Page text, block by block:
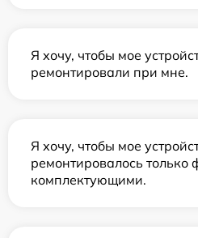
Я хочу, чтобы мое
ремонтировали при мне.
Я хочу, чтобы мое
ремонтировалось
комплектующими.